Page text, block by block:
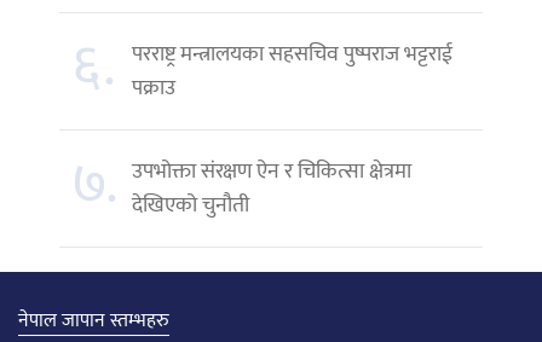
६. परराष्ट्र मन्त्रालयका सहसचिव पुष्पराज भट्टराई
पक्राउ
७. उपभोक्ता संरक्षण ऐन र चिकित्सा क्षेत्रमा
देखिएको चुनौती
नेपाल जापान स्तम्भहरु